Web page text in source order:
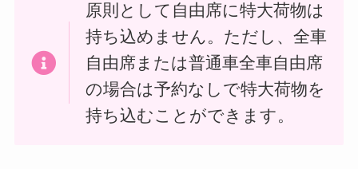
原則として自由席に特大荷物は
持ち込めません。ただし、全車
自由席または普通車全車自由席
の場合は予約なしで特大荷物を
持ち込むことができます。